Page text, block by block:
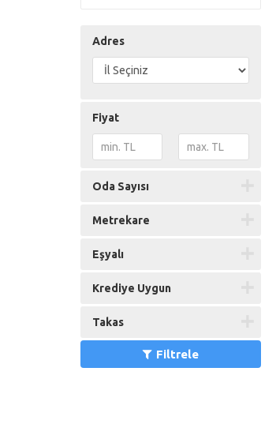
Adres
Fiyat
Oda Sayısı
Metrekare
Eşyalı
Krediye Uygun
Takas
Filtrele